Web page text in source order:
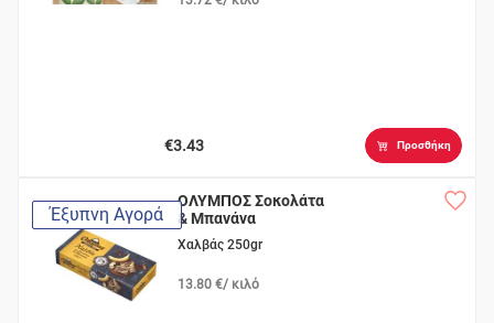
€3.43 Προσθήκη
Έξυπνη Αγορά
ΟΛΥΜΠΟΣ Σοκολάτα
& Μπανάνα
Χαλβάς 250gr
13.80 €/ κιλό